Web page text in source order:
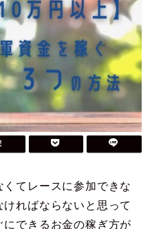
くてレースに参加できな
ればならないと思って
できるお金の稼ぎ方が